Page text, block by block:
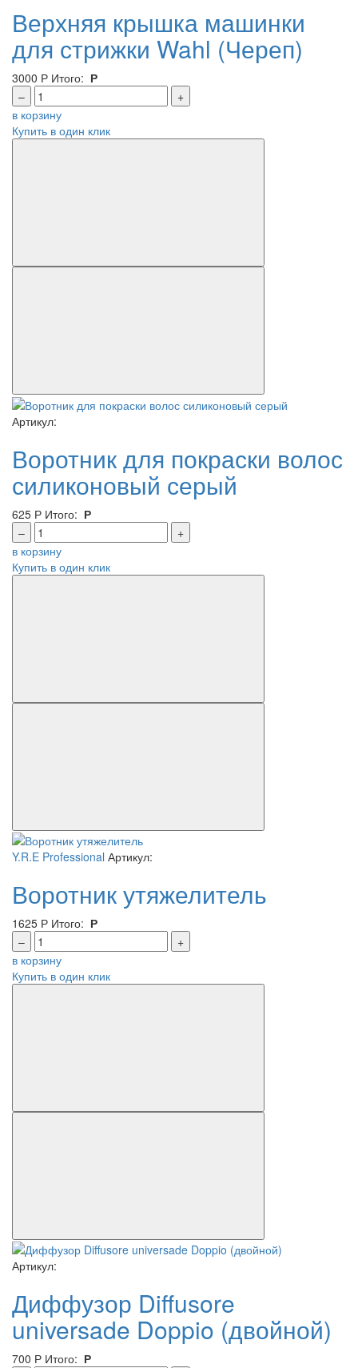
Верхняя крышка машинки
для стрижки Wahl (Череп)
3000 Р Итого: Р
–
+
в корзину
Купить в один клик
Артикул:
Воротник для покраски волос
силиконовый серый
625 Р Итого: Р
–
+
в корзину
Купить в один клик
Y.R.E Professional Артикул:
Воротник утяжелитель
1625 Р Итого: Р
–
+
в корзину
Купить в один клик
Артикул:
Диффузор Diffusore
universade Doppio (двойной)
700 Р Итого: Р